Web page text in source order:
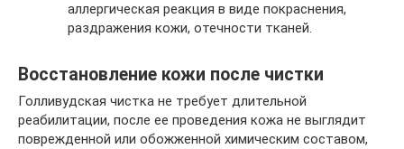
аллергическая реакция в виде покраснения,
раздражения кожи, отечности тканей.
Восстановление кожи после чистки
Голливудская чистка не требует длительной
реабилитации, после ее проведения кожа не выглядит
поврежденной или обожженной химическим составом,